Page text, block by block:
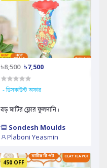
৳8,500 ৳7,500
- ডিসকাউন্ট অফার
বড় মাটির ফ্লোর ফুলদানি।
Sondesh Moulds
Plaboni Yeasmin
450 OFF